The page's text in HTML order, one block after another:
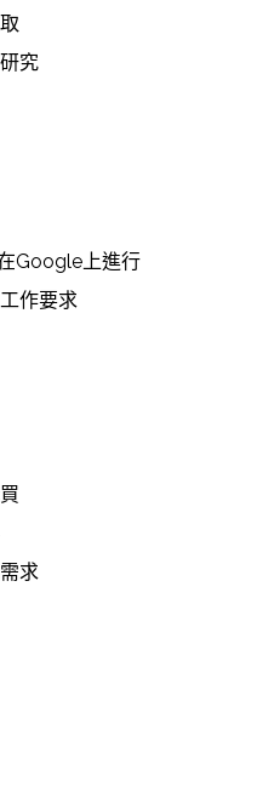
究
Google上進行
作要求
求